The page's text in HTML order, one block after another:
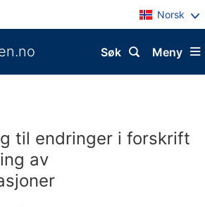
Norsk
Meny
Søk
til endringer i forskrift
av